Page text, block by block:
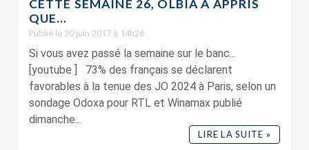
CETTE SEMAINE 26, OLBIA A APPRIS
QUE…
Publié le 30 juin 2017 à 14h26
Si vous avez passé la semaine sur le banc...
[youtube ] 73% des français se déclarent
favorables à la tenue des JO 2024 à Paris, selon un
sondage Odoxa pour RTL et Winamax publié
dimanche...
LIRE LA SUITE »